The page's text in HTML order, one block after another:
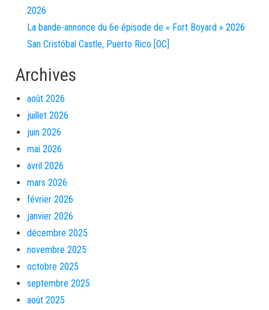
2026
La bande-annonce du 6e épisode de « Fort Boyard » 2026
San Cristóbal Castle, Puerto Rico [OC]
Archives
août 2026
juillet 2026
juin 2026
mai 2026
avril 2026
mars 2026
février 2026
janvier 2026
décembre 2025
novembre 2025
octobre 2025
septembre 2025
août 2025